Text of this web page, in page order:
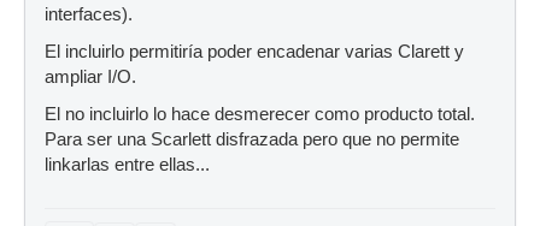
interfaces).
El incluirlo permitiría poder encadenar varias Clarett y
ampliar I/O.
El no incluirlo lo hace desmerecer como producto total.
Para ser una Scarlett disfrazada pero que no permite
linkarlas entre ellas...